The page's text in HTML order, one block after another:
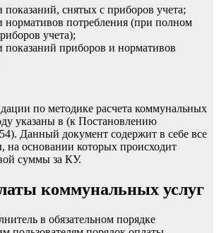
показаний, снятых с приборов учета;
нормативов потребления (при полном
учета);
показаний приборов и нормативов
по методике расчета коммунальных
указаны в (к Постановлению
Данный документ содержит в себе все
на основании которых происходит
суммы за КУ.
коммунальных услуг
в обязательном порядке